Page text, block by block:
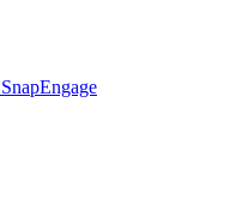
SnapEngage